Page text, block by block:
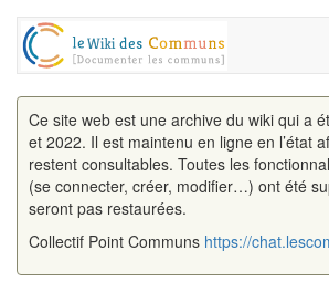
Ce site web est une archive du wiki qui a
et 2022. Il est maintenu en ligne en l’état
restent consultables. Toutes les
(se connecter, créer, modifier…) ont été
seront pas restaurées.
Collectif Point Communs https://